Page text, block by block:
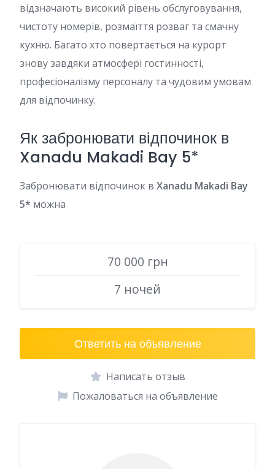
відзначають високий рівень обслуговування,
чистоту номерів, розмаїття розваг та смачну
кухню. Багато хто повертається на курорт
знову завдяки атмосфері гостинності,
професіоналізму персоналу та чудовим умовам
для відпочинку.
Як забронювати відпочинок в
Xanadu Makadi Bay 5*
Забронювати відпочинок в Xanadu Makadi Bay
5* можна
70 000 грн
7 ночей
Ответить на объявление
Написать отзыв
Пожаловаться на объявление